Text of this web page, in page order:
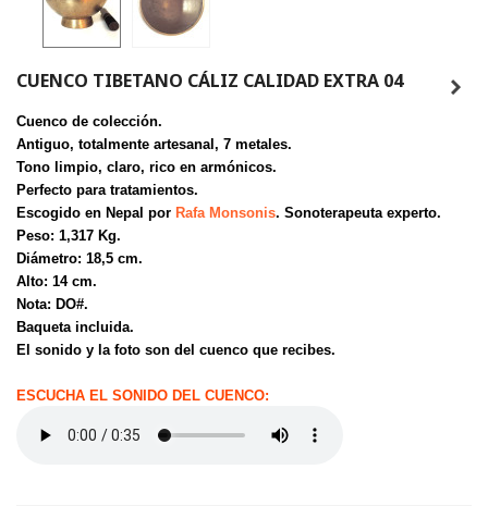
CUENCO TIBETANO CÁLIZ CALIDAD EXTRA 04
Cuenco de colección.
Antiguo, totalmente artesanal, 7 metales.
Tono limpio, claro, rico en armónicos.
Perfecto para tratamientos.
Escogido en Nepal por Rafa Monsonis. Sonoterapeuta experto.
Peso: 1,317 Kg.
Diámetro: 18,5 cm.
Alto: 14 cm.
Nota: DO#.
Baqueta incluida.
El sonido y la foto son del cuenco que recibes.
ESCUCHA EL SONIDO DEL CUENCO: